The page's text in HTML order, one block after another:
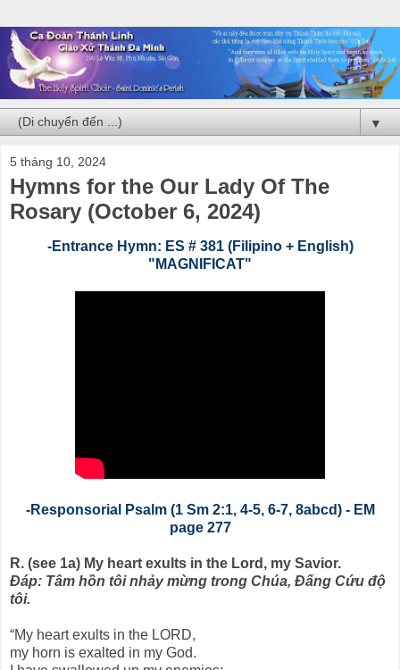
▼
5 tháng 10, 2024
Hymns for the Our Lady Of The
Rosary (October 6, 2024)
-Entrance Hymn: ES # 381 (Filipino + English)
"MAGNIFICAT"
-Responsorial Psalm (1 Sm 2:1, 4-5, 6-7, 8abcd) - EM
page 277
R. (see 1a) My heart exults in the Lord, my Savior.
Ðáp: Tâm hồn tôi nhảy mừng trong Chúa, Ðấng Cứu độ
tôi.
“My heart exults in the LORD,
my horn is exalted in my God.